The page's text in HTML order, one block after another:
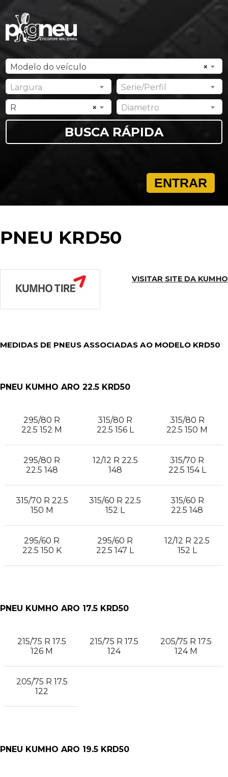
×
Modelo do veículo
Largura Serie/Perfil
×
R Diametro
ENTRAR
PNEU KRD50
VISITAR SITE DA KUMHO
MEDIDAS DE PNEUS ASSOCIADAS AO MODELO KRD50
PNEU KUMHO ARO 22.5 KRD50
295/80 R
22.5 152 M
315/80 R
22.5 156 L
315/80 R
22.5 150 M
295/80 R
22.5 148
12/12 R 22.5
148
315/70 R
22.5 154 L
315/70 R 22.5
150 M
315/60 R 22.5
152 L
315/60 R
22.5 148
295/60 R
22.5 150 K
295/60 R
22.5 147 L
12/12 R 22.5
152 L
PNEU KUMHO ARO 17.5 KRD50
215/75 R 17.5
126 M
215/75 R 17.5
124
205/75 R 17.5
124 M
205/75 R 17.5
122
PNEU KUMHO ARO 19.5 KRD50